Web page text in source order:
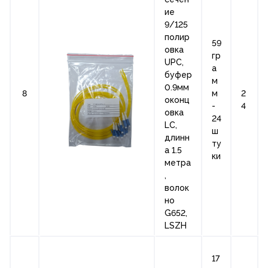
8
ие
9/125
полир
овка
UPC,
буфер
0.9мм
оконц
овка
LC,
длинн
а 1.5
метра
,
волок
но
G652,
LSZH
59
гр
а
м
м
-
24
ш
ту
ки
2
4
17